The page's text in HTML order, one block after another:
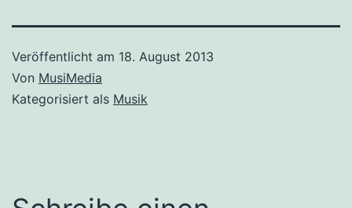
Veröffentlicht am 18. August 2013
Von MusiMedia
Kategorisiert als Musik